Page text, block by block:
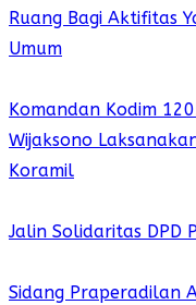
Ruang Bagi Aktifitas
Umum
Komandan Kodim
Wijaksono
Koramil
Jalin Solidaritas DPD
Sidang Praperadilan